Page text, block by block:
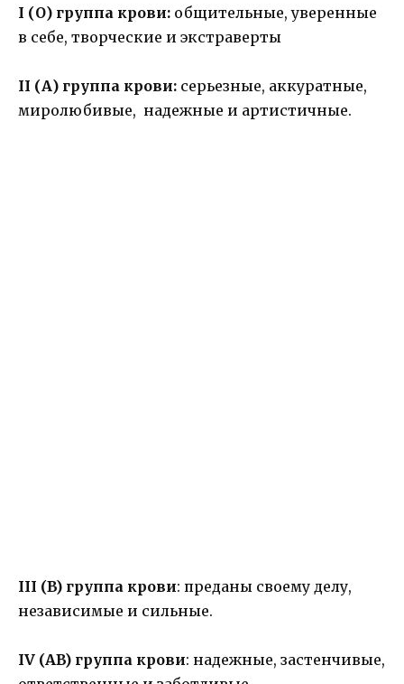
I (О) группа крови: общительные, уверенные
в себе, творческие и экстраверты
II (А) группа крови: серьезные, аккуратные,
миролюбивые, надежные и артистичные.
III (B) группа крови: преданы своему делу,
независимые и сильные.
IV (AB) группа крови: надежные, застенчивые,